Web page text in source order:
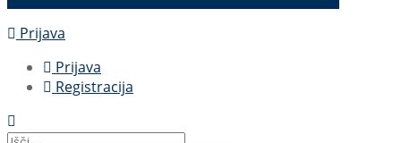
Prijava
Prijava
Registracija